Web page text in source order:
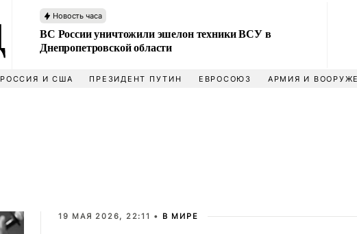
Новость часа
ВС России уничтожили эшелон техники ВСУ в
Днепропетровской области
РОССИЯ И США ПРЕЗИДЕНТ ПУТИН ЕВРОСОЮЗ АРМИЯ И
19 МАЯ 2026, 22:11 • В МИРЕ